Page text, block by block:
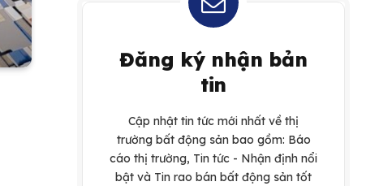
Đăng ký nhận bản
tin
Cập nhật tin tức mới nhất về thị
trường bất động sản bao gồm: Báo
cáo thị trường, Tin tức - Nhận định nổi
bật và Tin rao bán bất động sản tốt